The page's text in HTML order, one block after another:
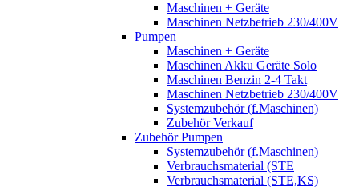
Maschinen + Geräte
Maschinen Netzbetrieb 230/400V
Pumpen
Maschinen + Geräte
Maschinen Akku Geräte Solo
Maschinen Benzin 2-4 Takt
Maschinen Netzbetrieb 230/400V
Systemzubehör (f.Maschinen)
Zubehör Verkauf
Zubehör Pumpen
Systemzubehör (f.Maschinen)
Verbrauchsmaterial (STE
Verbrauchsmaterial (STE,KS)